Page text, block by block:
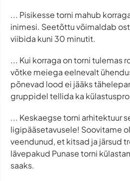
... Pisikesse torni mahub
inimesi. Seetõttu võimaldab
viibida kuni 30 minutit.
... Kui korraga on torni tulemas
võtke meiega eelnevalt
põnevad lood ei jääks
gruppidel tellida ka
... Keskaegse torni arhitektuur
ligipääsetavusele! Soovitame
veendunud, et kitsad ja järsud
lävepakud Punase torni
saaks.